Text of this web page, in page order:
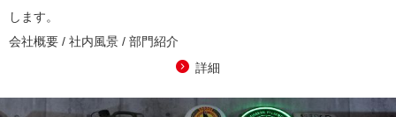
します。
会社概要 / 社内風景 / 部門紹介
詳細